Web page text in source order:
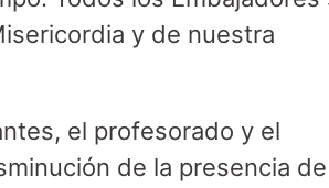
y de nuestra
el profesorado y el
de la presencia